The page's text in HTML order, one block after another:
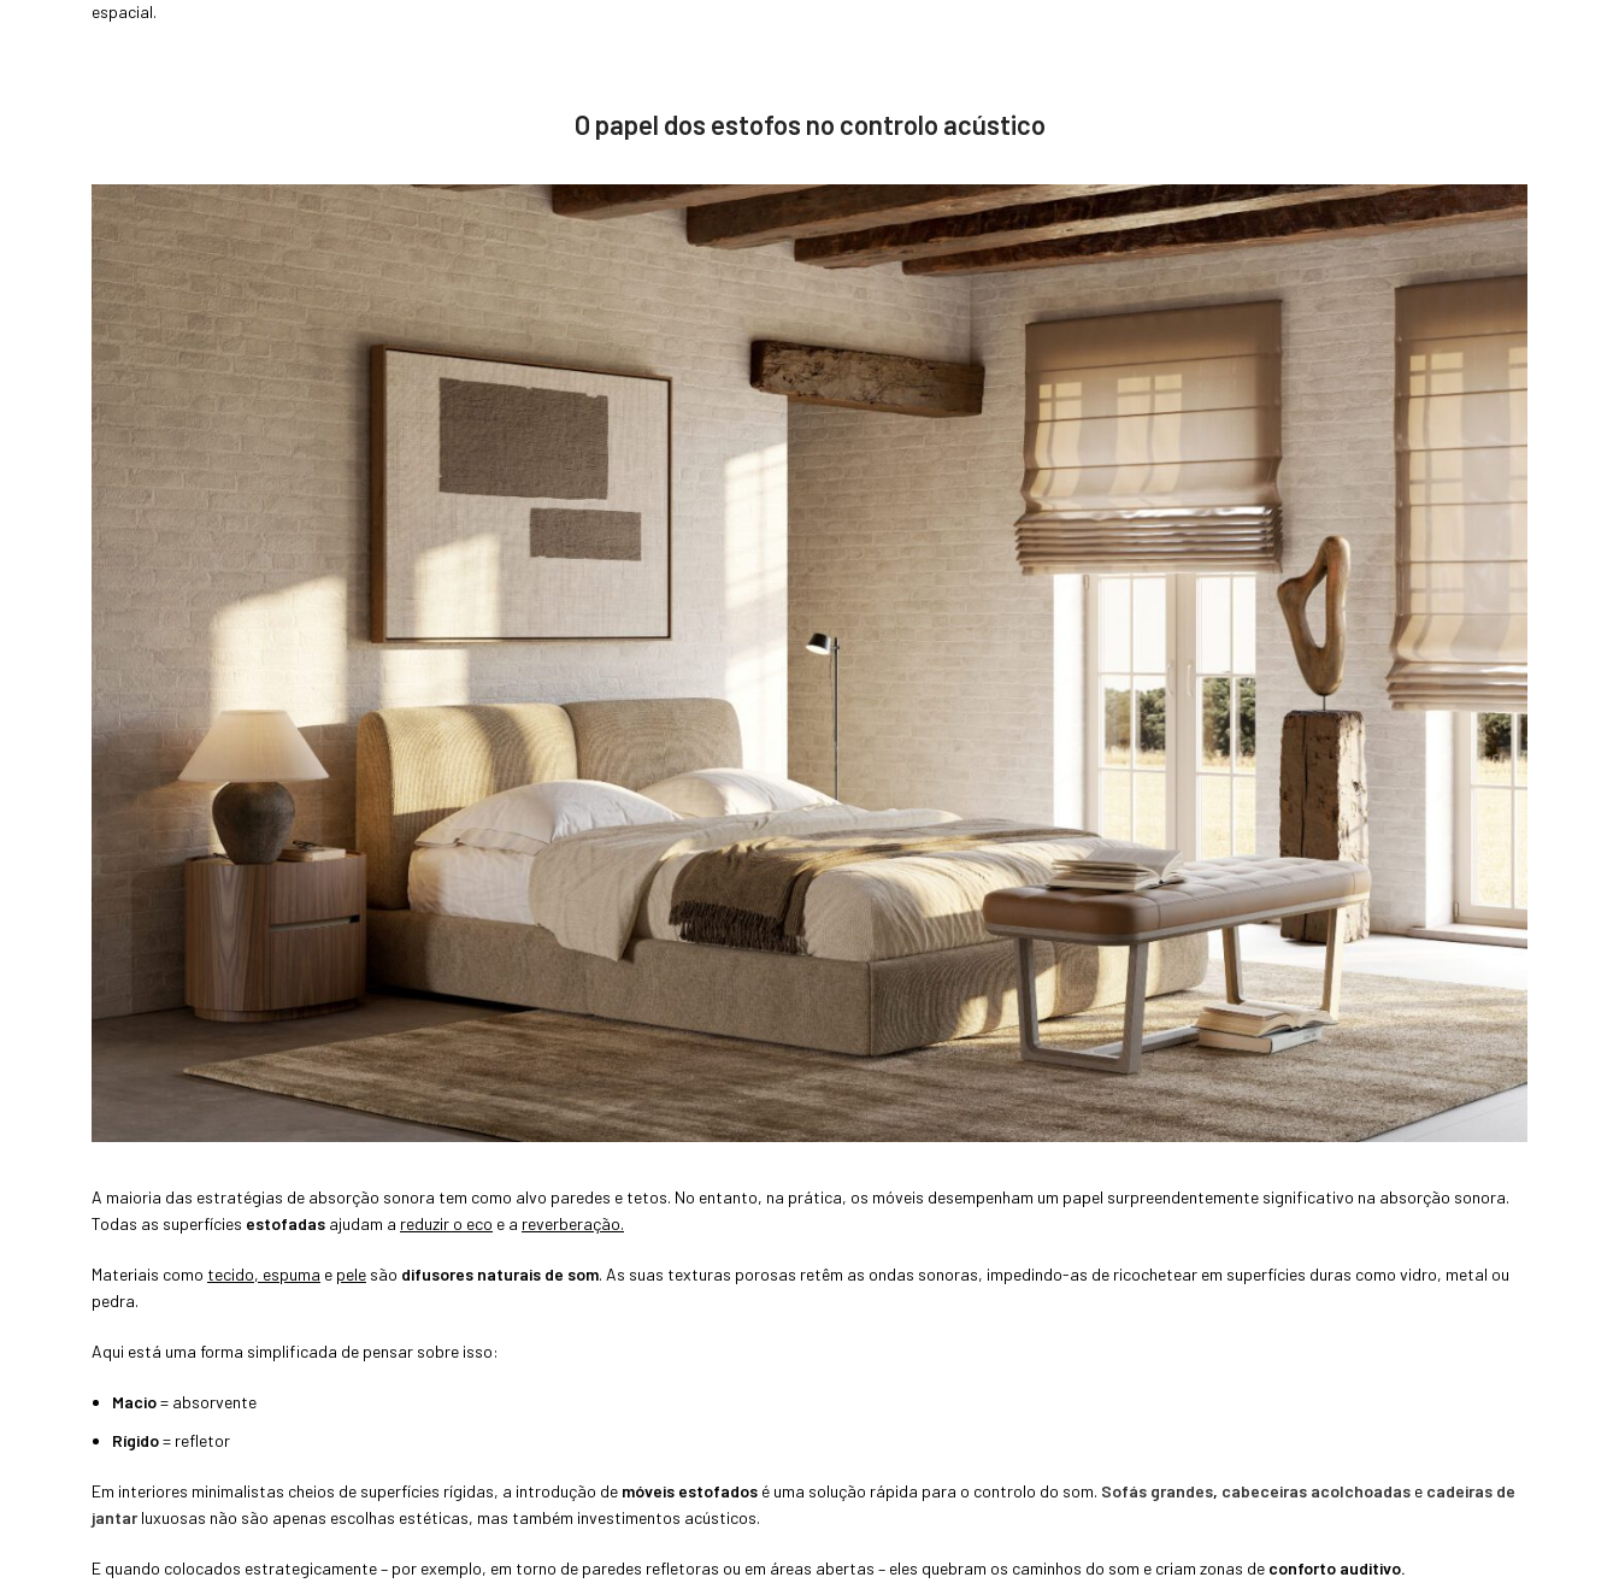
espacial.
O papel dos estofos no controlo acústico
A maioria das estratégias de absorção sonora tem como alvo paredes e tetos. No entanto, na prática, os móveis desempenham um papel surpreendentemente significativo na absorção sonora.
Todas as superfícies estofadas ajudam a reduzir o eco e a reverberação.
Materiais como tecido, espuma e pele são difusores naturais de som. As suas texturas porosas retêm as ondas sonoras, impedindo-as de ricochetear em superfícies duras como vidro, metal ou
pedra.
Aqui está uma forma simplificada de pensar sobre isso:
Macio= absorvente
Rígido= refletor
Em interiores minimalistas cheios de superfícies rígidas, a introdução de móveis estofados é uma solução rápida para o controlo do som. Sofás grandes, cabeceiras acolchoadas e cadeiras de
jantarluxuosas não são apenas escolhas estéticas, mas também investimentos acústicos.
E quando colocados estrategicamente – por exemplo, em torno de paredes refletoras ou em áreas abertas – eles quebram os caminhos do som e criam zonas de conforto auditivo.